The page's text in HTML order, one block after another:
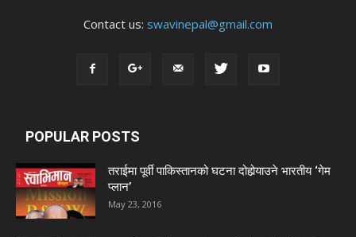
Contact us: swavinepal@gmail.com
POPULAR POSTS
तराईमा पूर्वी पाकिस्तानको घटना दोहोर्‍याउने भारतीय ‘गेम
प्लान’
May 23, 2016